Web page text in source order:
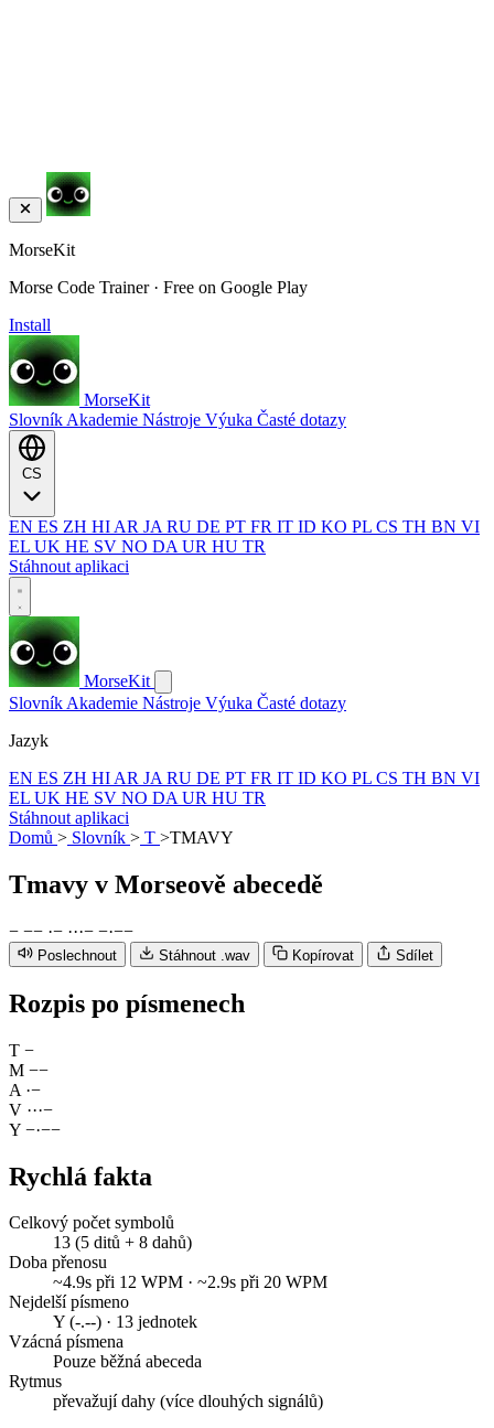
MorseKit
Morse Code Trainer · Free on Google Play
Install
MorseKit
Slovník Akademie Nástroje Výuka Časté dotazy
EN ES ZH HI AR JA RU DE PT FR IT ID KO PL CS TH BN VI
EL UK HE SV NO DA UR HU TR
Stáhnout aplikaci
MorseKit
Slovník Akademie Nástroje Výuka Časté dotazy
Jazyk
EN ES ZH HI AR JA RU DE PT FR IT ID KO PL CS TH BN VI
EL UK HE SV NO DA UR HU TR
Stáhnout aplikaci
Domů > Slovník > T >TMAVY
Tmavy v Morseově abecedě
− −− ·− ···− −·−−
Poslechnout Stáhnout .wav Kopírovat Sdílet
Rozpis po písmenech
T −
M −−
A ·−
V ···−
Y −·−−
Rychlá fakta
Celkový počet symbolů
13 (5 ditů + 8 dahů)
Doba přenosu
~4.9s při 12 WPM · ~2.9s při 20 WPM
Nejdelší písmeno
Y (-.--) · 13 jednotek
Vzácná písmena
Pouze běžná abeceda
Rytmus
převažují dahy (více dlouhých signálů)